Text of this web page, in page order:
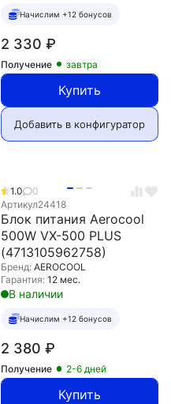
Начислим +12 бонусов
2 330 ₽
Получение завтра
Купить
Добавить в конфигуратор
1.0
0
Артикул24418
Блок питания Aerocool
500W VX-500 PLUS
(4713105962758)
Бренд: AEROCOOL
Гарантия: 12 мес.
В наличии
Начислим +12 бонусов
2 380 ₽
Получение 2-6 дней
Купить